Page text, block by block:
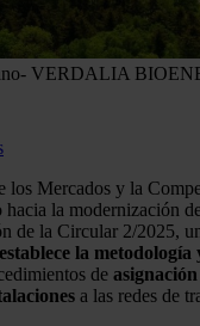
- VERDALIA
los Mercados y la
la modernización
de la Circular 2/2025,
establece la metodología
de
a las redes de